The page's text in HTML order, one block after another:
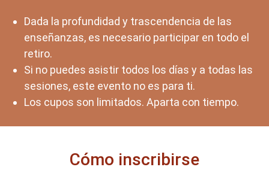
Dada la profundidad y trascendencia de las
enseñanzas, es necesario participar en todo el
retiro.
Si no puedes asistir todos los días y a todas las
sesiones, este evento no es para ti.
Los cupos son limitados. Aparta con tiempo.
Cómo inscribirse